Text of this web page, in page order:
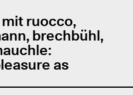
ruocco,
brechbühl,
as